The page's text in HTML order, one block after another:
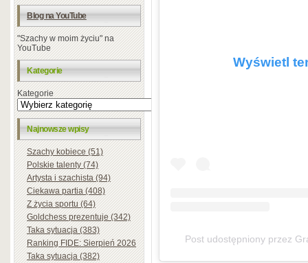
Blog na YouTube
"Szachy w moim życiu" na
YouTube
Kategorie
Kategorie
Najnowsze wpisy
Szachy kobiece (51)
Polskie talenty (74)
Artysta i szachista (94)
Ciekawa partia (408)
Z życia sportu (64)
Goldchess prezentuje (342)
Taka sytuacja (383)
Ranking FIDE: Sierpień 2026
Taka sytuacja (382)
Wyświetl
Post udostępniony przez